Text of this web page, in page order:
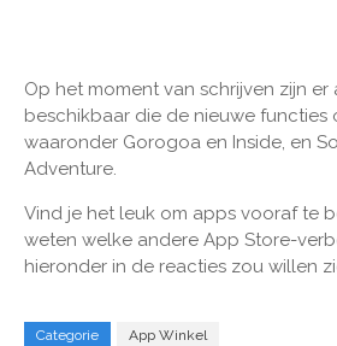
Op het moment van schrijven zijn er
beschikbaar die de nieuwe functies
waaronder Gorogoa en Inside, en
Adventure.
Vind je het leuk om apps vooraf te
weten welke andere App Store-
hieronder in de reacties zou willen
Categorie App Winkel